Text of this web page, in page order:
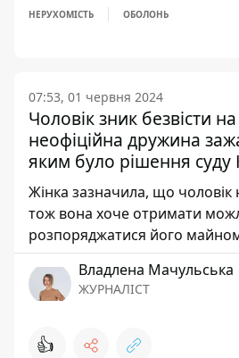
НЕРУХОМІСТЬ ОБОЛОНЬ
07:53, 01 червня 2024
Чоловік зник безвісти
неофіційна дружина
яким було рішення суду
Жінка зазначила, що чоловік
тож вона хоче отримати
розпоряджатися його
Владлена Мачульська
ЖУРНАЛІСТ
👍